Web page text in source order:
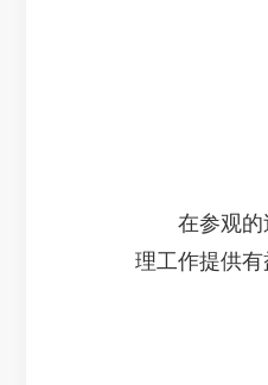
在参观的过
理工作提供有